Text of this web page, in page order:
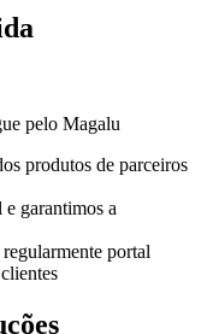
pelo Magalu
produtos de parceiros
garantimos a
portal